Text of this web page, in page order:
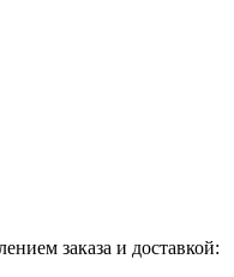
заказа и доставкой: